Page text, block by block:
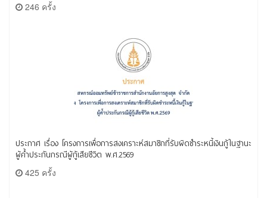
246 ครั้ง
ประกาศ เรื่อง โครงการเพื่อการสงเคราะห์สมาชิกที่รับผิดชำระหนี้เงินกู้ในฐานะ
ผู้ค้ำประกันกรณีผู้กู้เสียชีวิต พ.ศ.2569
425 ครั้ง